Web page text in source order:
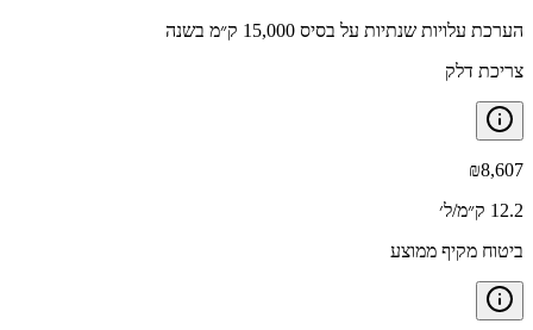
הערכת עלויות שנתיות על בסיס 15,000 ק״מ בשנה
צריכת דלק
₪8,607
12.2 ק״מ/ל׳
ביטוח מקיף ממוצע